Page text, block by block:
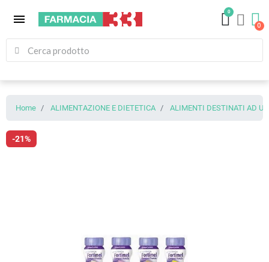
menu
0
Home ALIMENTAZIONE E DIETETICA ALIMENTI DESTINATI AD
-21%